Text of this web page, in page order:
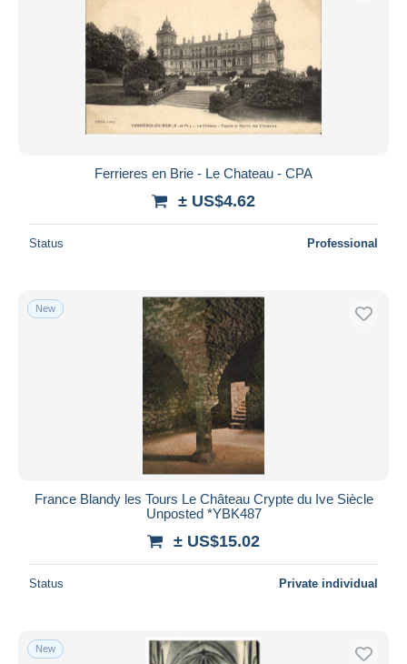
Ferrieres en Brie - Le Chateau - CPA
± US$4.62
Status Professional
New
France Blandy les Tours Le Château Crypte du Ive Siècle
Unposted *YBK487
± US$15.02
Status Private individual
New